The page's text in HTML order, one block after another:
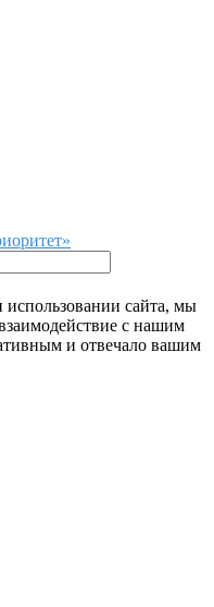
сайта, мы
с нашим
и отвечало вашим